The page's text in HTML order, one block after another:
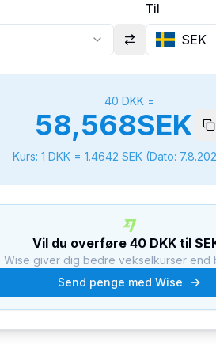
Til
SEK
40 DKK =
58,568SEK
Kurs: 1 DKK= 1.4642 SEK(Dato:
Vil du overføre 40 DKK til
Wise giver dig bedre vekselkurser end
Send penge med Wise